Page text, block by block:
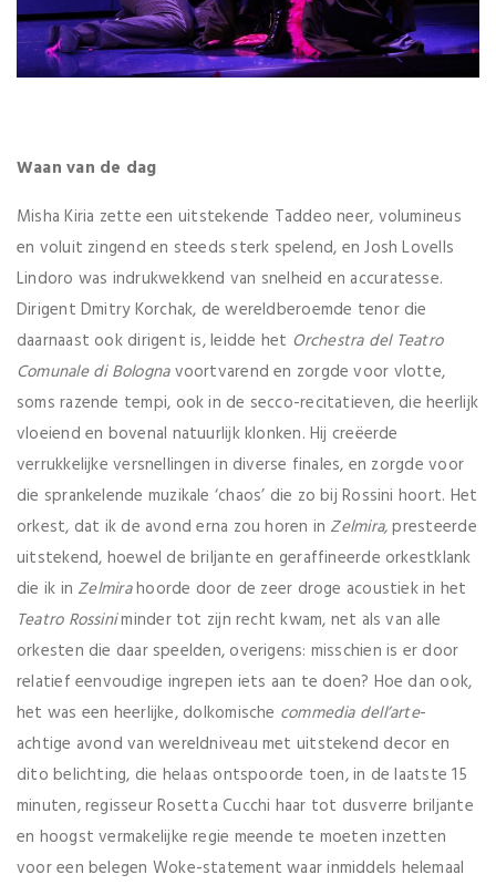
Waan van de dag
Misha Kiria zette een uitstekende Taddeo neer, volumineus
en voluit zingend en steeds sterk spelend, en Josh Lovells
Lindoro was indrukwekkend van snelheid en accuratesse.
Dirigent Dmitry Korchak, de wereldberoemde tenor die
daarnaast ook dirigent is, leidde het Orchestra del Teatro
Comunale di Bolognavoortvarend en zorgde voor vlotte,
soms razende tempi, ook in de secco-recitatieven, die heerlijk
vloeiend en bovenal natuurlijk klonken. Hij creëerde
verrukkelijke versnellingen in diverse finales, en zorgde voor
die sprankelende muzikale ‘chaos’ die zo bij Rossini hoort. Het
orkest, dat ik de avond erna zou horen in Zelmira,presteerde
uitstekend, hoewel de briljante en geraffineerde orkestklank
die ik in Zelmirahoorde door de zeer droge acoustiek in het
Teatro Rossiniminder tot zijn recht kwam, net als van alle
orkesten die daar speelden, overigens: misschien is er door
relatief eenvoudige ingrepen iets aan te doen? Hoe dan ook,
het was een heerlijke, dolkomische commedia dell’arte-
achtige avond van wereldniveau met uitstekend decor en
dito belichting, die helaas ontspoorde toen, in de laatste 15
minuten, regisseur Rosetta Cucchi haar tot dusverre briljante
en hoogst vermakelijke regie meende te moeten inzetten
voor een belegen Woke-statement waar inmiddels helemaal